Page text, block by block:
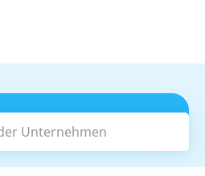
Unternehmen
Suchen